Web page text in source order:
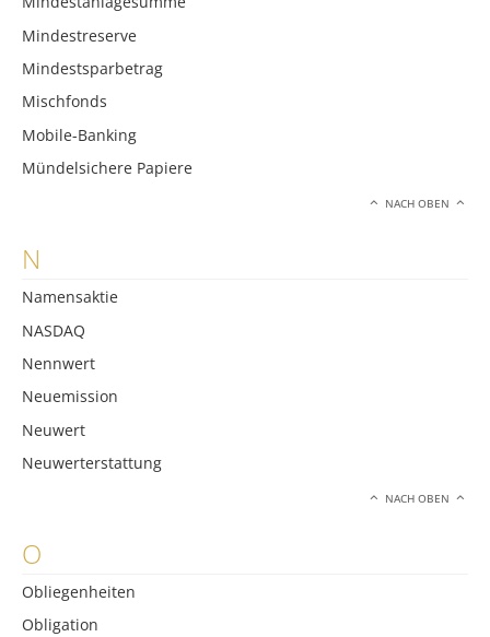
Mindestreserve
Mindestsparbetrag
Mischfonds
Mobile-Banking
Mündelsichere Papiere
NACH OBEN
N
Namensaktie
NASDAQ
Nennwert
Neuemission
Neuwert
Neuwerterstattung
NACH OBEN
O
Obliegenheiten
Obligation